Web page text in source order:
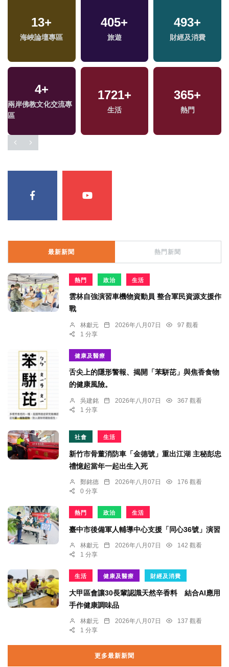
13+
海峽論壇專區
405+
旅遊
493+
財經及消費
4+
兩岸佛教文化交流專
區
1721+
生活
365+
熱門
最新新聞 熱門新聞
熱門 政治 生活
雲林自強演習車機物資動員 整合軍民資源支援作
戰
林獻元 2026年八月07日
97 觀看
1 分享
健康及醫療
舌尖上的隱形警報、揭開「苯駢芘」與焦香食物
的健康風險。
吳建銘 2026年八月07日
367 觀看
1 分享
社會 生活
新竹市骨董消防車「金德號」重出江湖 主秘彭忠
禮憶起當年一起出生入死
鄭銘德 2026年八月07日
176 觀看
0 分享
熱門 政治 生活
臺中市後備軍人輔導中心支援「同心36號」演習
林獻元 2026年八月07日
142 觀看
1 分享
生活 健康及醫療 財經及消費
大甲區會讓30長輩認識天然辛香料 結合AI應用
手作健康調味品
林獻元 2026年八月07日
137 觀看
1 分享
更多最新新聞